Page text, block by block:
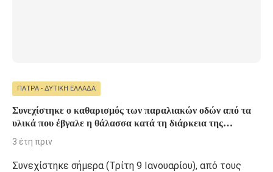
ΠΆΤΡΑ - ΔΥΤΙΚΉ ΕΛΛΆΔΑ
Συνεχίστηκε ο καθαρισμός των παραλιακών οδών από τα
υλικά που έβγαλε η θάλασσα κατά τη διάρκεια της
πρόσφατης κακοκαιρίας
3 έτη πριν
Συνεχίστηκε σήμερα (Τρίτη 9 Ιανουαρίου), από τους